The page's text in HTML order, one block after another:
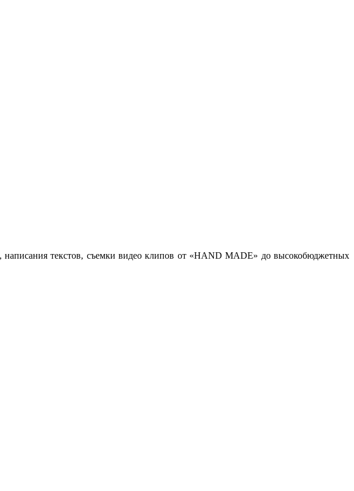
написания текстов, съемки видео клипов от «HAND MADE» до высокобюджетных